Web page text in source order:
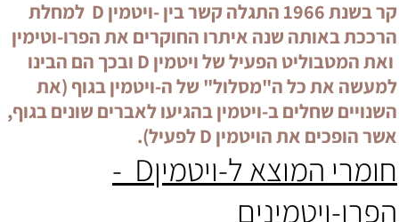
קר בשנת 1966 התגלה קשר בין -ויטמין D למחלת
הרככת באותה שנה איתרו החוקרים את הפרו-וטימין
ואת המטבוליט הפעיל של ויטמין D ובכך הם הבינו
למעשה את כל ה"מסלול" של ה-ויטמין בגוף (את
השנויים שחלים ב-ויטמין בהגיעו לאברים שונים בגוף,
אשר הופכים את הויטמין D לפעיל).
חומרי המוצא ל-ויטמיןD -
הפרו-ויטמינים